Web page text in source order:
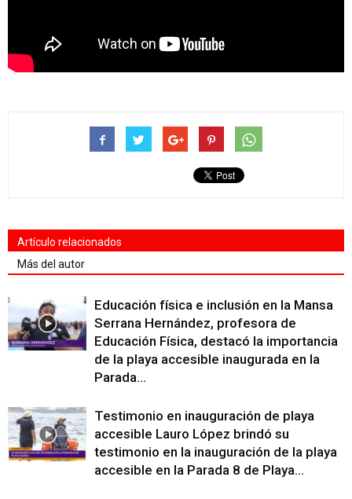
Artículo relacionados
Más del autor
Educación física e inclusión en la Mansa
Serrana Hernández, profesora de
Educación Física, destacó la importancia
de la playa accesible inaugurada en la
Parada...
Testimonio en inauguración de playa
accesible Lauro López brindó su
testimonio en la inauguración de la playa
accesible en la Parada 8 de Playa...